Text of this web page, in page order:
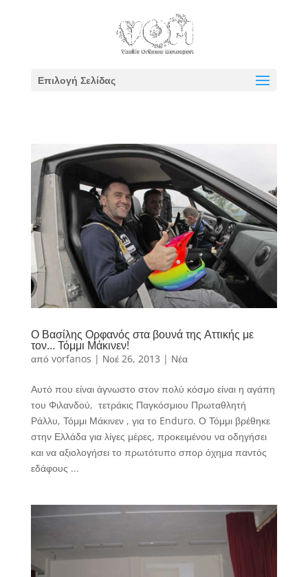
Επιλογή Σελίδας
Ο Βασίλης Ορφανός στα βουνά της Αττικής με
τον… Τόμμι Μάκινεν!
από vorfanos | Νοέ 26, 2013 | Νέα
Αυτό που είναι άγνωστο στον πολύ κόσμο είναι η αγάπη
του Φιλανδού, τετράκις Παγκόσμιου Πρωταθλητή
Ράλλυ, Τόμμι Μάκινεν , για το Enduro. Ο Τόμμι βρέθηκε
στην Ελλάδα για λίγες μέρες, προκειμένου να οδηγήσει
και να αξιολογήσει το πρωτότυπο σπορ όχημα παντός
εδάφους ...